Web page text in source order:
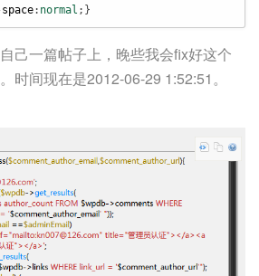
: normal ;}
己一篇帖子上，晚些我会fix好这个
时间现在是2012-06-29 1:52:51。